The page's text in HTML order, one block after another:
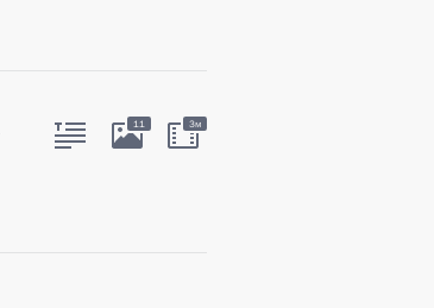
11 3м